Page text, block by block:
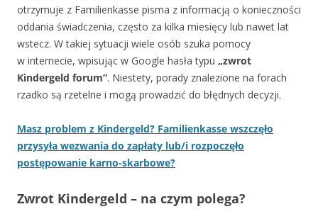
otrzymuje z Familienkasse pisma z informacją o konieczności
oddania świadczenia, często za kilka miesięcy lub nawet lat
wstecz. W takiej sytuacji wiele osób szuka pomocy
w internecie, wpisując w Google hasła typu „zwrot
Kindergeld forum”. Niestety, porady znalezione na forach
rzadko są rzetelne i mogą prowadzić do błędnych decyzji.
Masz problem z Kindergeld? Familienkasse wszczęło
przysyła wezwania do zapłaty lub/i rozpoczęło
postępowanie karno-skarbowe?
Zwrot Kindergeld – na czym polega?